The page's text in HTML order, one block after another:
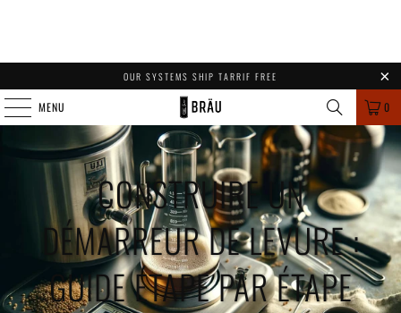
OUR SYSTEMS SHIP TARRIF FREE
MENU 0
CONSTRUIRE UN
DÉMARREUR DE LEVURE :
GUIDE ÉTAPE PAR ÉTAPE